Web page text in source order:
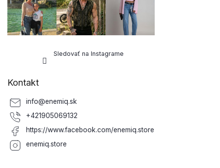
Sledovať na Instagrame
Kontakt
info@enemiq.sk
+421905069132
https://www.facebook.com/enemiq.store
enemiq.store